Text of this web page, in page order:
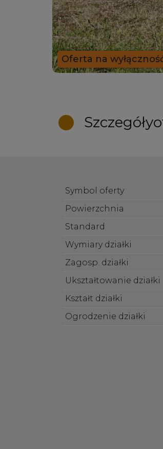
Oferta na
Szczegóły
Symbol oferty
Powierzchnia
Standard
Wymiary działki
Zagosp. działki
Ukształtowanie działki
Kształt działki
Ogrodzenie działki